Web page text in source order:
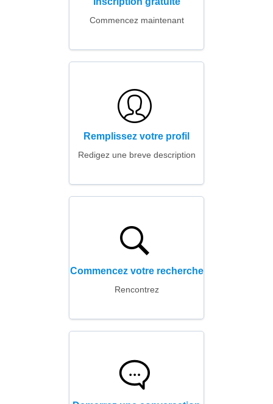
Commencez maintenant
Remplissez votre profil
Redigez une breve description
Commencez votre recherche
Rencontrez